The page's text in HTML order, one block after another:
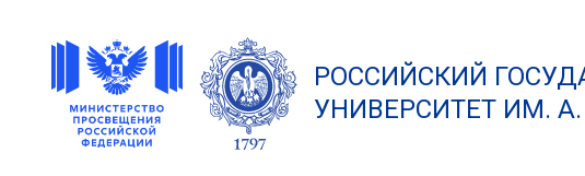
РОССИЙСКИЙ
УНИВЕРСИТЕТ ИМ.